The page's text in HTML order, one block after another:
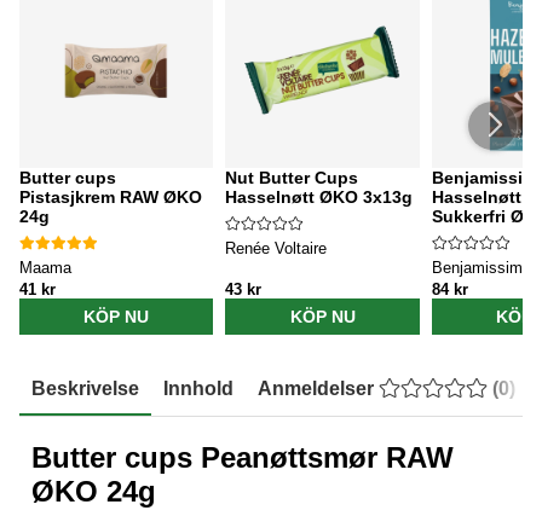
Butter cups
Pistasjkrem RAW ØKO
24g
Maama
41 kr
KÖP NU
Nut Butter Cups
Hasselnøtt ØKO 3x13g
Renée Voltaire
43 kr
KÖP NU
Hasselnøtt
Sukkerfri
Benjamissimo
84 kr
KÖP
Beskrivelse Innhold Anmeldelser (0)
Butter cups Peanøttsmør RAW
ØKO 24g